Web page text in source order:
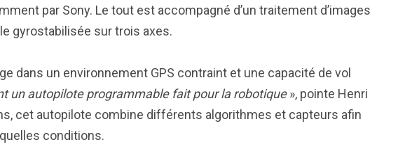
par Sony. Le tout est accompagné d’un traitement d’images
gyrostabilisée sur trois axes.
dans un environnement GPS contraint et une capacité de vol
un autopilote programmable fait pour la robotique», pointe Henri
cet autopilote combine différents algorithmes et capteurs afin
conditions.